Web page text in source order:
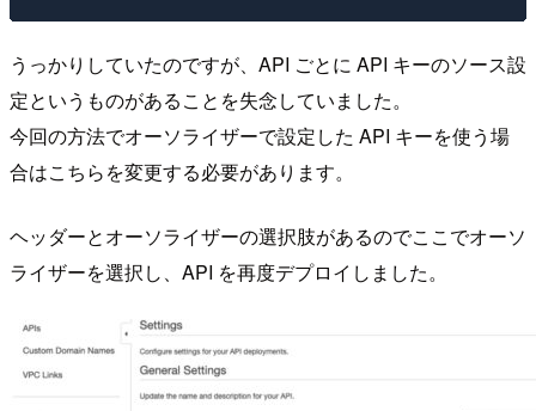
うっかりしていたのですが、API ごとに API キーのソース設
定というものがあることを失念していました。
今回の方法でオーソライザーで設定した API キーを使う場
合はこちらを変更する必要があります。
ヘッダーとオーソライザーの選択肢があるのでここでオーソ
ライザーを選択し、API を再度デプロイしました。